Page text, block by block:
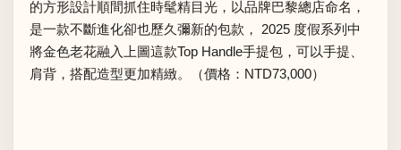
的方形設計順間抓住時髦精目光，以品牌巴黎總店命名，
是一款不斷進化卻也歷久彌新的包款， 2025 度假系列中
將金色老花融入上圖這款Top Handle手提包，可以手提、
肩背，搭配造型更加精緻。（價格：NTD73,000）